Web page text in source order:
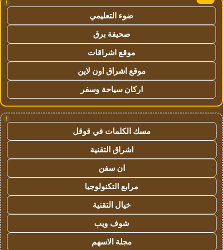
!
ضوء التعليمي
صحيفة برق
موقع اشراقات
موقع اشراق اون لاين
اركان سياحة وسفر
!
مسك الكلمات في قوقل
اشراق التقنية
ان سفن
مرابع التكنولوجيا
خيال التقنية
شوف ويب
مجلة الاسهم